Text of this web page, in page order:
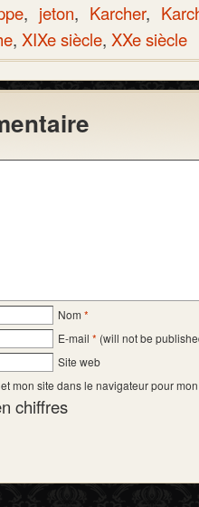
, jeton, Karcher,
, XIXe siècle, XXe siècle
Nom *
E-mail * (will not be
Site web
mon site dans le navigateur pour
chiffres